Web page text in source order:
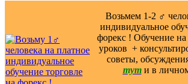
Возьмем 1-2 ‍♂️
индивидуальное
форекс ! Обучение на
уроков ️ +
советы,
тут и в